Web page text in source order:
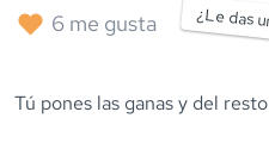
6 me gusta ¿Le das
Tú pones las ganas y del